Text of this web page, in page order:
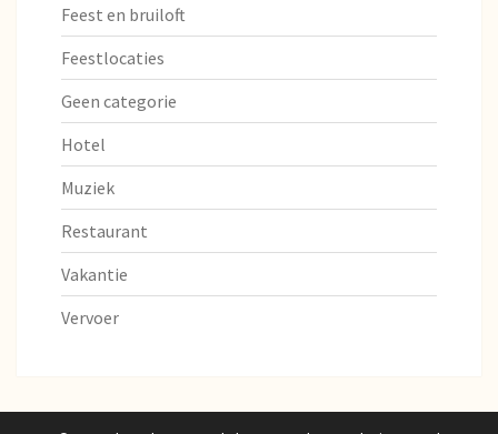
Feest en bruiloft
Feestlocaties
Geen categorie
Hotel
Muziek
Restaurant
Vakantie
Vervoer